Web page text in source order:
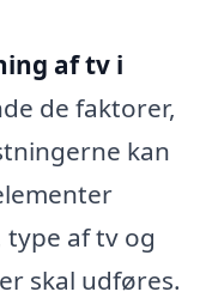
af tv i
de faktorer,
kan
af tv og
skal udføres.